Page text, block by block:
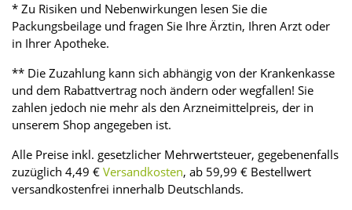
* Zu Risiken und Nebenwirkungen lesen Sie die
Packungsbeilage und fragen Sie Ihre Ärztin, Ihren Arzt oder
in Ihrer Apotheke.
** Die Zuzahlung kann sich abhängig von der Krankenkasse
und dem Rabattvertrag noch ändern oder wegfallen! Sie
zahlen jedoch nie mehr als den Arzneimittelpreis, der in
unserem Shop angegeben ist.
Alle Preise inkl. gesetzlicher Mehrwertsteuer, gegebenenfalls
zuzüglich 4,49 € Versandkosten, ab 59,99 € Bestellwert
versandkostenfrei innerhalb Deutschlands.